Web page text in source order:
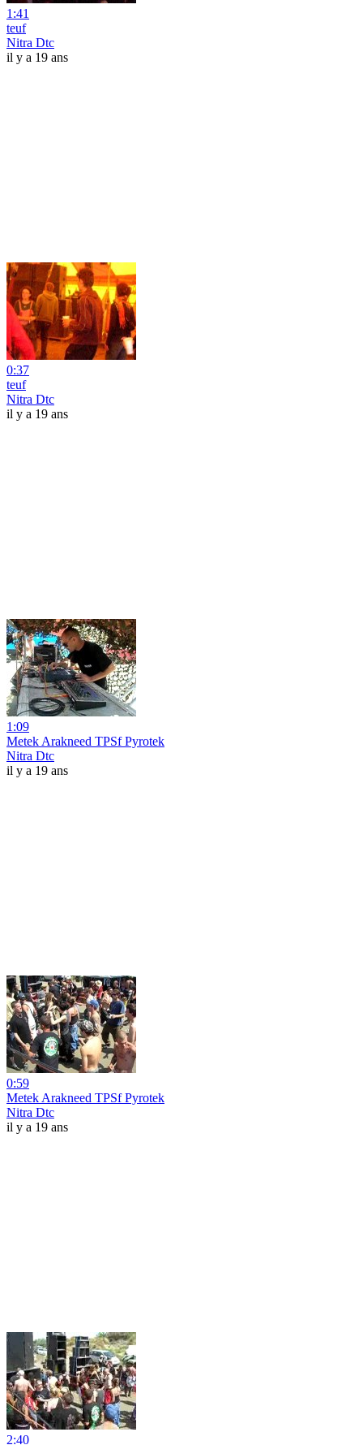
1:41
teuf
Nitra Dtc
il y a 19 ans
0:37
teuf
Nitra Dtc
il y a 19 ans
1:09
Metek Arakneed TPSf Pyrotek
Nitra Dtc
il y a 19 ans
0:59
Metek Arakneed TPSf Pyrotek
Nitra Dtc
il y a 19 ans
2:40